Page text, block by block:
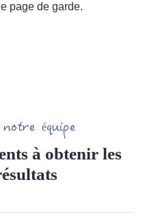
page de garde.
équipe
à obtenir les